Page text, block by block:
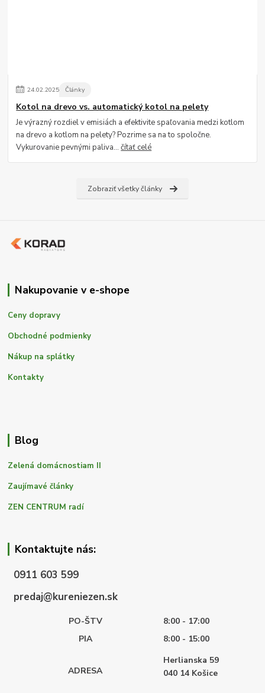
24.02.2025 Články
Kotol na drevo vs. automatický kotol na pelety
Je výrazný rozdiel v emisiách a efektivite spaľovania medzi kotlom
na drevo a kotlom na pelety? Pozrime sa na to spoločne.
Vykurovanie pevnými paliva...čítať celé
Zobraziť všetky články
Nakupovanie v e-shope
Ceny dopravy
Obchodné podmienky
Nákup na splátky
Kontakty
Blog
Zelená domácnostiam II
Zaujímavé články
ZEN CENTRUM radí
Kontaktujte nás:
0911 603 599
predaj@kureniezen.sk
PO-ŠTV
8:00 - 17:00
PIA
8:00 - 15:00
ADRESA
Herlianska 59
040 14 Košice